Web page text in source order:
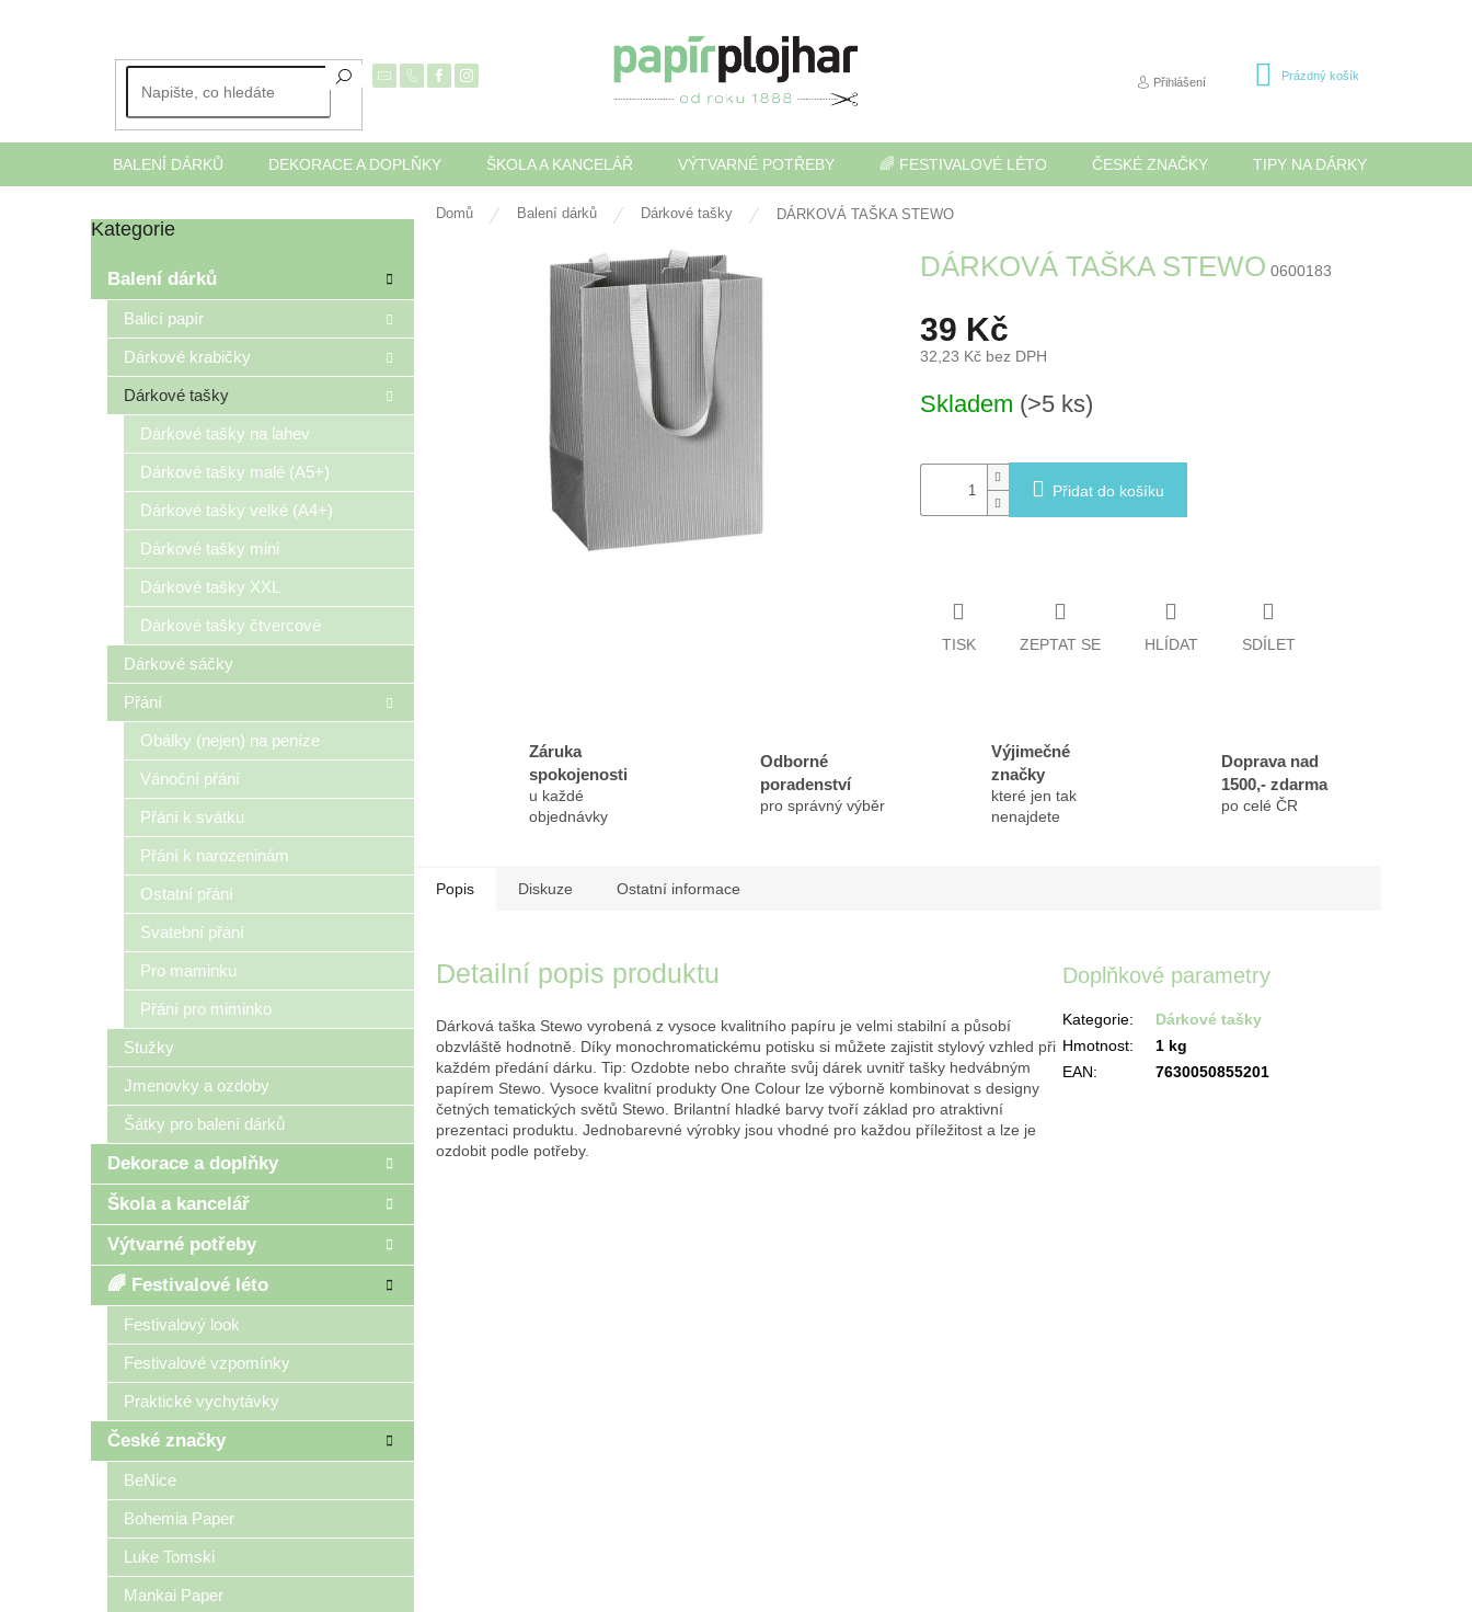
Přihlášení
NÁKUPNÍ
Prázdný košík
BALENÍ DÁRKŮ DEKORACE A DOPLŇKY ŠKOLA A KANCELÁŘ VÝTVARNÉ POTŘEBY 🌈 FESTIVALOVÉ LÉTO ČESKÉ ZNAČKY TIPY NA DÁRKY
Domů Balení dárků Dárkové tašky DÁRKOVÁ TAŠKA STEWO
P
Přeskočit
Kategorie
Balení dárků
Balicí papír
Dárkové krabičky
Dárkové tašky
Dárkové tašky na lahev
Dárkové tašky malé (A5+)
Dárkové tašky velké (A4+)
Dárkové tašky mini
Dárkové tašky XXL
Dárkové tašky čtvercové
Dárkové sáčky
Přání
Obálky (nejen) na peníze
Vánoční přání
Přání k svátku
Přání k narozeninám
Ostatní přání
Svatební přání
Pro maminku
Přání pro miminko
Stužky
Jmenovky a ozdoby
Šátky pro balení dárků
Dekorace a doplňky
Škola a kancelář
Výtvarné potřeby
🌈 Festivalové léto
Festivalový look
Festivalové vzpomínky
Praktické vychytávky
České značky
BeNice
Bohemia Paper
Luke Tomski
Mankai Paper
DÁRKOVÁ TAŠKA STEWO 0600183
39 Kč
32,23 Kč bez DPH
cena:
Skladem (>5 ks)
Přidat do košíku
TISK ZEPTAT SE HLÍDAT SDÍLET
Záruka
spokojenosti
u každé
objednávky
Odborné
poradenství
pro správný výběr
Výjimečné
značky
které jen tak
nenajdete
Doprava nad
1500,- zdarma
po celé ČR
Popis Diskuze Ostatní informace
Detailní popis produktu
Dárková taška Stewo vyrobená z vysoce kvalitního papíru je velmi stabilní a působí
obzvláště hodnotně. Díky monochromatickému potisku si můžete zajistit stylový vzhled při
každém předání dárku. Tip: Ozdobte nebo chraňte svůj dárek uvnitř tašky hedvábným
papírem Stewo. Vysoce kvalitní produkty One Colour lze výborně kombinovat s designy
četných tematických světů Stewo. Brilantní hladké barvy tvoří základ pro atraktivní
prezentaci produktu. Jednobarevné výrobky jsou vhodné pro každou příležitost a lze je
ozdobit podle potřeby.
Doplňkové parametry
Kategorie:
Dárkové tašky
Hmotnost:
1 kg
EAN: 7630050855201